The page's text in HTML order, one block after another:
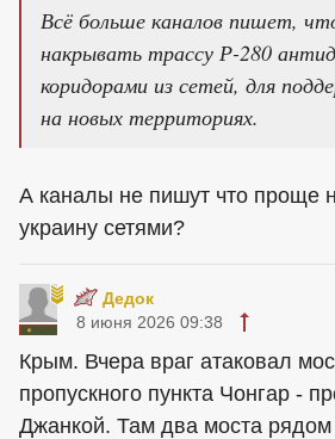
Всё больше каналов пишет,
накрывать трассу Р-280
коридорами из сетей, для
на новых территориях.
А каналы не пишут что проще
украину сетями?
Дедок
8 июня 2026 09:38
Крым. Вчера враг атаковал
пропускного пункта Чонгар -
Джанкой. Там два моста рядом